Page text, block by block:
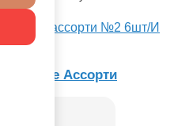
ассорти №2 6шт/И
Ассорти